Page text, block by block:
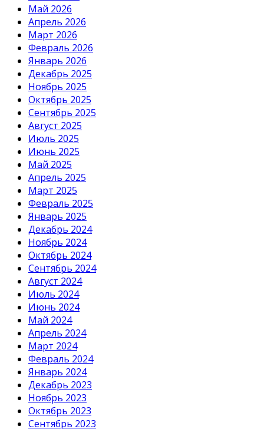
Май 2026
Апрель 2026
Март 2026
Февраль 2026
Январь 2026
Декабрь 2025
Ноябрь 2025
Октябрь 2025
Сентябрь 2025
Август 2025
Июль 2025
Июнь 2025
Май 2025
Апрель 2025
Март 2025
Февраль 2025
Январь 2025
Декабрь 2024
Ноябрь 2024
Октябрь 2024
Сентябрь 2024
Август 2024
Июль 2024
Июнь 2024
Май 2024
Апрель 2024
Март 2024
Февраль 2024
Январь 2024
Декабрь 2023
Ноябрь 2023
Октябрь 2023
Сентябрь 2023